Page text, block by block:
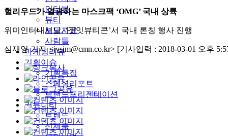
인터뷰
뷰티
보도자료
사람들
마케팅리뷰
기획이슈
기획특집
스페셜리포트
브랜드프리젠테이션
커뮤니티
트렌드
신제품
헐리우드가 열광하는 마스크팩 ‘OMG’ 국내 상륙
위미인터내셔날, ‘겟잇뷰티콘’서 국내 론칭 행사 진행
심재영 기자 <jysim@cmn.co.kr> [기사입력 : 2018-03-01 오후